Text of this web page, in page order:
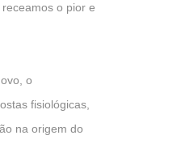
o pior e
o
fisiológicas,
na origem do